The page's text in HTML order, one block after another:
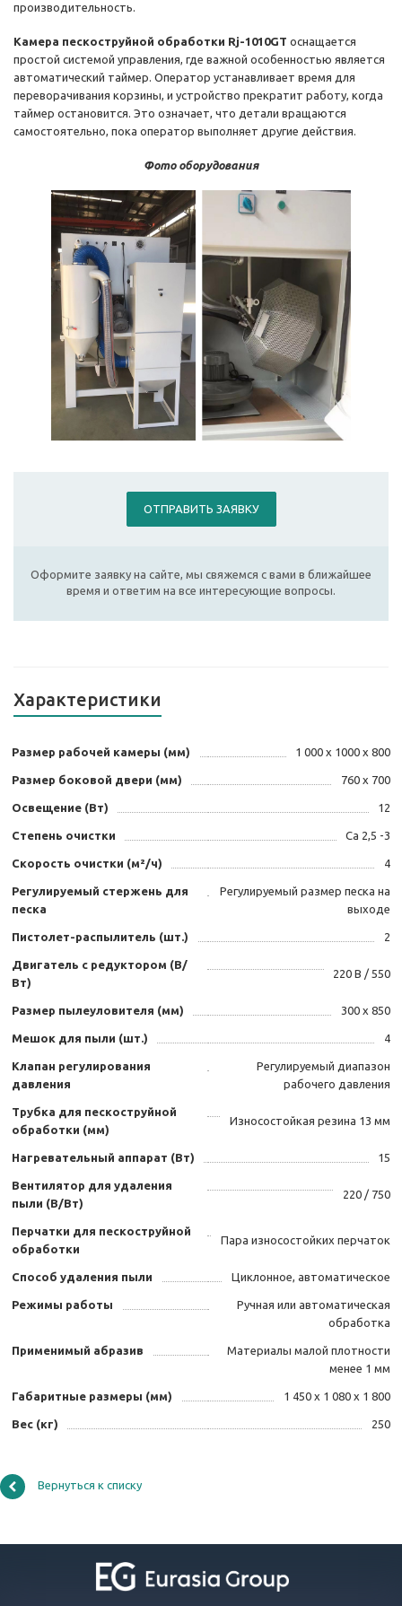
производительность.
Камера пескоструйной обработки Rj-1010GT оснащается
простой системой управления, где важной особенностью является
автоматический таймер. Оператор устанавливает время для
переворачивания корзины, и устройство прекратит работу, когда
таймер остановится. Это означает, что детали вращаются
самостоятельно, пока оператор выполняет другие действия.
Фото оборудования
ОТПРАВИТЬ ЗАЯВКУ
Оформите заявку на сайте, мы свяжемся с вами в ближайшее
время и ответим на все интересующие вопросы.
Характеристики
Размер рабочей камеры (мм) 1 000 х 1000 х 800
Размер боковой двери (мм) 760 х 700
Освещение (Вт) 12
Степень очистки Са 2,5 -3
Скорость очистки (м²/ч) 4
Регулируемый стержень для
песка
Регулируемый размер песка на
выходе
Пистолет-распылитель (шт.) 2
Двигатель с редуктором (В/
Вт)
220 В / 550
Размер пылеуловителя (мм) 300 х 850
Мешок для пыли (шт.) 4
Клапан регулирования
давления
Регулируемый диапазон
рабочего давления
Трубка для пескоструйной
обработки (мм)
Износостойкая резина 13 мм
Нагревательный аппарат (Вт) 15
Вентилятор для удаления
пыли (В/Вт)
220 / 750
Перчатки для пескоструйной
обработки
Пара износостойких перчаток
Способ удаления пыли Циклонное, автоматическое
Режимы работы
Ручная или автоматическая
обработка
Применимый абразив
Материалы малой плотности
менее 1 мм
Габаритные размеры (мм) 1 450 х 1 080 х 1 800
Вес (кг) 250
Вернуться к списку